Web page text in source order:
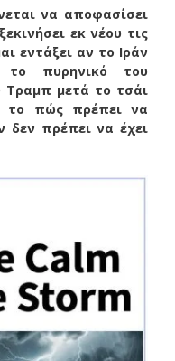
να αποφασίσει
εκ νέου τις
εντάξει αν το Ιράν
το πυρηνικό του
Τραμπ μετά το τσάι
το πώς πρέπει να
δεν πρέπει να έχει